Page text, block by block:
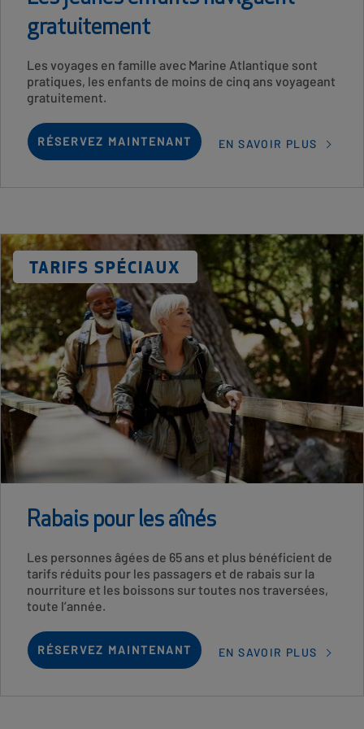
gratuitement
Card
Description
Les voyages en famille avec Marine Atlantique sont
pratiques, les enfants de moins de cinq ans voyageant
gratuitement.
RÉSERVEZ MAINTENANT EN SAVOIR PLUS
Card
ImageDISCOUNT
LABEL
TARIFS SPÉCIAUX
Rabais pour les aînés
Card
Description
Les personnes âgées de 65 ans et plus bénéficient de
tarifs réduits pour les passagers et de rabais sur la
nourriture et les boissons sur toutes nos traversées,
toute l’année.
RÉSERVEZ MAINTENANT EN SAVOIR PLUS